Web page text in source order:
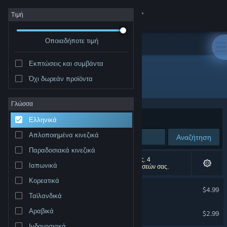
Σύνδεση
Κατάστημα
Σχετικά
Υποστήριξη
Αλλαγή γλώσσας
Προβολή ιστοσελίδας για υπολογιστές
Τιμή
Οποιαδήποτε τιμή
Εκπτώσεις και συμβάντα
Όχι δωρεάν προϊόντα
Γλώσσα
Ελληνικά
Απλοποιημένα κινεζικά
Παραδοσιακά κινεζικά
Ιαπωνικά
Κορεατικά
Ταϊλανδικά
Αραβικά
Δημιουργός: Rubel Games
Ταξινόμηση ανά
Αναζήτηση
2 αποτελέσματα ταιριάζουν με την αναζήτησή σας. 4
αποτελέσματα αποκλείστηκαν βάσει των προτιμήσεών σας.
$4.99
$2.99